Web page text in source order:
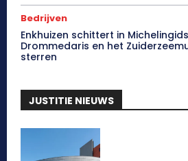
Bedrijven
Enkhuizen schittert in
Drommedaris en het
sterren
JUSTITIE NIEUWS